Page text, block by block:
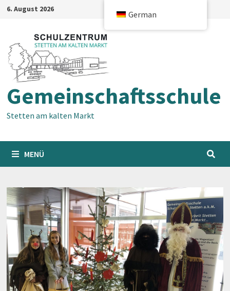
Zum6. August 2026
Gemeinschaftsschule
Stetten am kalten Markt
MENÜ
German